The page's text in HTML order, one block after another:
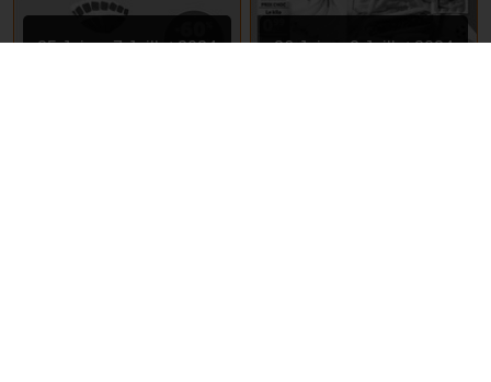
25 Juin – 7 Juillet 2024 26 Juin – 2 Juillet 2024